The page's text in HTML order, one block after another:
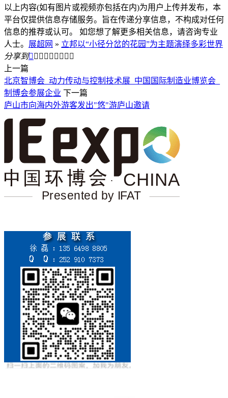
以上内容(如有图片或视频亦包括在内)为用户上传并发布，本
平台仅提供信息存储服务。旨在传递分享信息，不构成对任何
信息的推荐或认可。 如您想了解更多相关信息，请咨询专业
人士。 展超网 » 立邦以“小径分岔的花园”为主题演绎多彩世界
分享到        
上一篇
北京智博会_动力传动与控制技术展_中国国际制造业博览会_
制博会参展企业 下一篇
庐山市向海内外游客发出"悠"游庐山邀请